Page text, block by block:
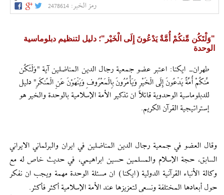
رمز الخبر: 2478614
"وَلْتَكُن مِّنكُمْ أُمَّةٌ يَدْعُونَ إِلَى الْخَيْر"؛ دليل لتنظيم دبلوماسية
الوحدة
طهران- ايكنا: اعتبر عضو جمعية رجال الدين المناضلين آية "وَلْتَكُن
مِّنكُمْ أُمَّةٌ يَدْعُونَ إِلَى الْخَيْرِ وَيَأْمُرُونَ بِالْمَعْرُوفِ وَيَنْهَوْنَ عَنِ الْمُنكَرِ" دليل
للدبلوماسية الوحدوية قائلاً ان تذكير الأمة الإسلامية بالوحدة والخير هو
إستراتيجية القرآن الكريم.
وقال العضو في جمعية رجال الدين المناضلين في ايران والبرلماني الايراني
السابق، حجة الإسلام والمسلمين حسين ابراهيمي، في حديث خاص له مع
وكالة الأنباء القرآنية الدولية (ايكنا) ان مسئلة الوحدة مهمة ويجب ان نفكر
حول أبعادها المختلفة ونسعى لتعزيزها عند الأمة الإسلامية أكثر فأكثر.